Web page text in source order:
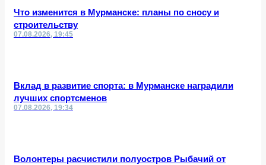
Что изменится в Мурманске: планы по сносу и
строительству
07.08.2026, 19:45
Вклад в развитие спорта: в Мурманске наградили
лучших спортсменов
07.08.2026, 19:34
Волонтеры расчистили полуостров Рыбачий от